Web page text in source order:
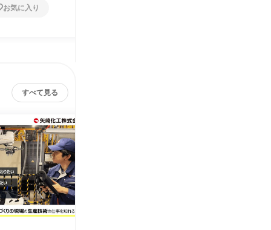
お気に入り
すべて見る